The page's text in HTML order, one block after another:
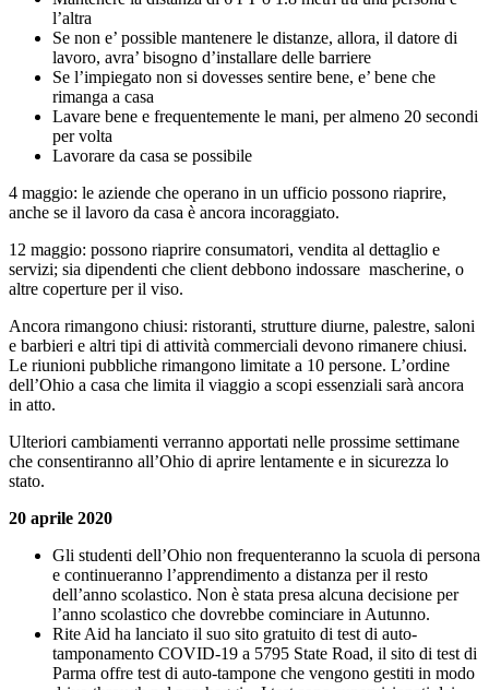
l’altra
Se non e’ possible mantenere le distanze, allora, il datore di
lavoro, avra’ bisogno d’installare delle barriere
Se l’impiegato non si dovesses sentire bene, e’ bene che
rimanga a casa
Lavare bene e frequentemente le mani, per almeno 20 secondi
per volta
Lavorare da casa se possibile
4 maggio: le aziende che operano in un ufficio possono riaprire,
anche se il lavoro da casa è ancora incoraggiato.
12 maggio: possono riaprire consumatori, vendita al dettaglio e
servizi; sia dipendenti che client debbono indossare mascherine, o
altre coperture per il viso.
Ancora rimangono chiusi: ristoranti, strutture diurne, palestre, saloni
e barbieri e altri tipi di attività commerciali devono rimanere chiusi.
Le riunioni pubbliche rimangono limitate a 10 persone. L’ordine
dell’Ohio a casa che limita il viaggio a scopi essenziali sarà ancora
in atto.
Ulteriori cambiamenti verranno apportati nelle prossime settimane
che consentiranno all’Ohio di aprire lentamente e in sicurezza lo
stato.
20 aprile 2020
Gli studenti dell’Ohio non frequenteranno la scuola di persona
e continueranno l’apprendimento a distanza per il resto
dell’anno scolastico. Non è stata presa alcuna decisione per
l’anno scolastico che dovrebbe cominciare in Autunno.
Rite Aid ha lanciato il suo sito gratuito di test di auto-
tamponamento COVID-19 a 5795 State Road, il sito di test di
Parma offre test di auto-tampone che vengono gestiti in modo